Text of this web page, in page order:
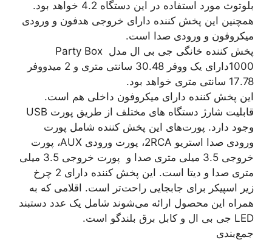
بلوتوث مورد استفاده در این دستگاه 4.2 خواهد بود.
همچنین این پخش کننده دارای خروجی هدفون و ورودی
میکروفون و ورودی صدا است.
پخش کننده خانگی جی بی ال مدل Party Box
1000دارای یک ووفر 30.48 سانتی متری و 2 میدووفر
17.78 سانتی متری خواهد بود.
این پخش کننده دارای میکروفون داخلی هم است.
قابلیت شارژ دستگاه های مختلف از طریق پورت USB
وجود دارد. پورت‌های این پخش کننده شامل پورت
ورودی صدا استریو 2RCA، پورت ورودی AUX، پورت
خروجی 3.5 میلی متری صدا و پورت خروجی 3.5 میلی
متری صدا و دیتا است. این پخش کننده دارای 2 چرخ
زیر اسپیکر برای جابجایی راحت‌تر است. اقلامی که به
همراه این محصول ارائه می‌شوند شامل یک عدد دستبند
LED جی بی ال و کابل برق بلندگو است.
جمع‌بندی